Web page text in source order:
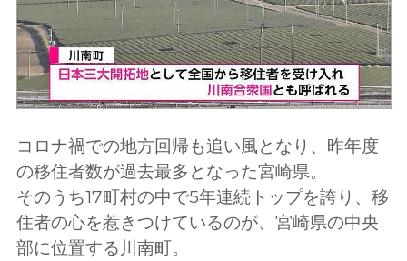
コロナ禍での地方回帰も追い風となり、昨年度
の移住者数が過去最多となった宮崎県。
そのうち17町村の中で5年連続トップを誇り、移
住者の心を惹きつけているのが、宮崎県の中央
部に位置する川南町。